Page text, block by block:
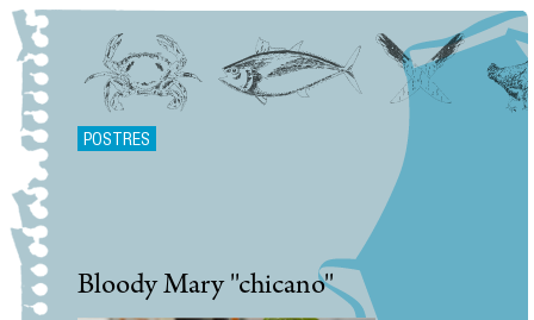
POSTRES
Bloody Mary ''chicano''